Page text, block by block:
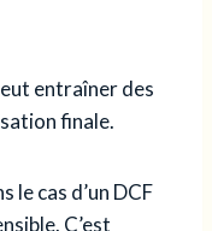
entraîner des
finale.
le cas d’un DCF
C’est